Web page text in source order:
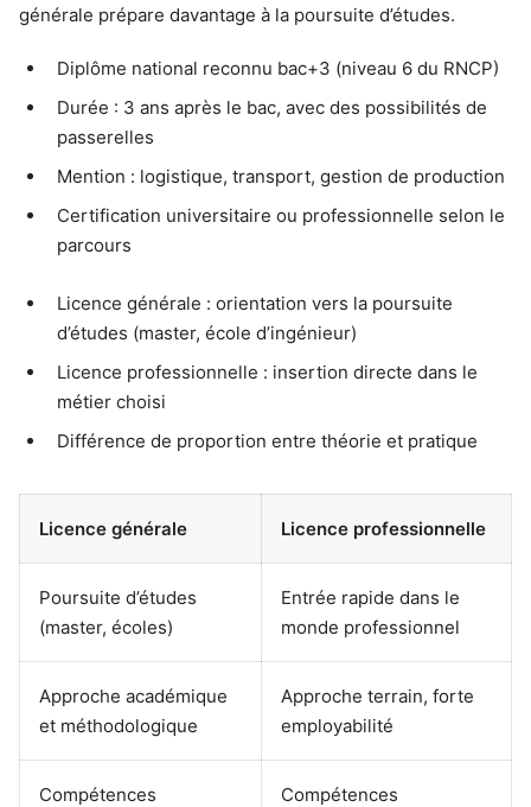
générale prépare davantage à la poursuite d’études.
Diplôme national reconnu bac+3 (niveau 6 du RNCP)
Durée : 3 ans après le bac, avec des possibilités de
passerelles
Mention : logistique, transport, gestion de production
Certification universitaire ou professionnelle selon le
parcours
Licence générale : orientation vers la poursuite
d’études (master, école d’ingénieur)
Licence professionnelle : insertion directe dans le
métier choisi
Différence de proportion entre théorie et pratique
Licence générale Licence professionnelle
Poursuite d’études
(master, écoles)
Entrée rapide dans le
monde professionnel
Approche académique
et méthodologique
Approche terrain, forte
employabilité
Compétences
Compétences